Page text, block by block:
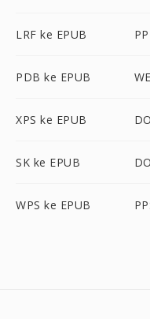
LRF ke EPUB
PDB ke EPUB
XPS ke EPUB
SK ke EPUB
WPS ke EPUB